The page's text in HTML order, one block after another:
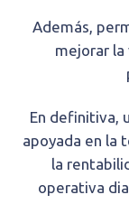
Además,
mejorar
En definitiva,
apoyada en la
la
operativa